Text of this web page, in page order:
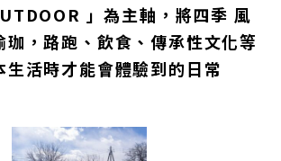
」為主軸，將四季 風
珈，路跑、飲食、傳承性文化等
生活時才能會體驗到的日常